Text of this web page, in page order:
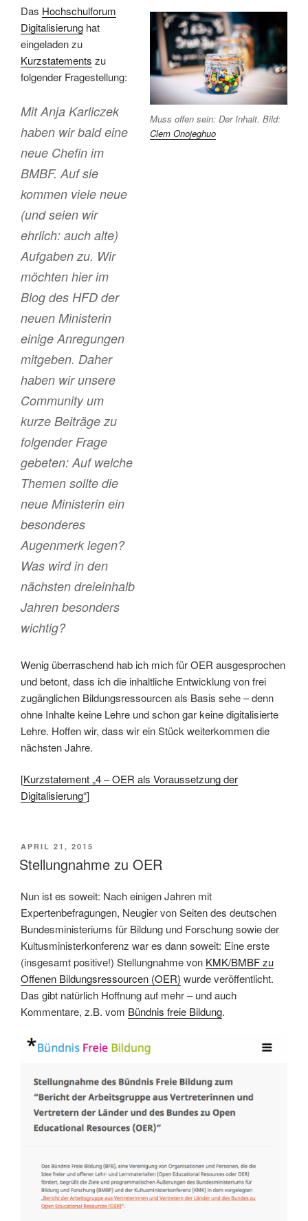
Muss offen sein: Der Inhalt. Bild:
Clem Onojeghuo
Das Hochschulforum
Digitalisierung hat
eingeladen zu
Kurzstatements zu
folgender Fragestellung:
Mit Anja Karliczek
haben wir bald eine
neue Chefin im
BMBF. Auf sie
kommen viele neue
(und seien wir
ehrlich: auch alte)
Aufgaben zu. Wir
möchten hier im
Blog des HFD der
neuen Ministerin
einige Anregungen
mitgeben. Daher
haben wir unsere
Community um
kurze Beiträge zu
folgender Frage
gebeten: Auf welche
Themen sollte die
neue Ministerin ein
besonderes
Augenmerk legen?
Was wird in den
nächsten dreieinhalb
Jahren besonders
wichtig?
Wenig überraschend hab ich mich für OER ausgesprochen
und betont, dass ich die inhaltliche Entwicklung von frei
zugänglichen Bildungsressourcen als Basis sehe – denn
ohne Inhalte keine Lehre und schon gar keine digitalisierte
Lehre. Hoffen wir, dass wir ein Stück weiterkommen die
nächsten Jahre.
[Kurzstatement „4 – OER als Voraussetzung der
Digitalisierung“]
VERÖFFENTLICHT
AM
APRIL 21, 2015
Stellungnahme zu OER
Nun ist es soweit: Nach einigen Jahren mit
Expertenbefragungen, Neugier von Seiten des deutschen
Bundesministeriums für Bildung und Forschung sowie der
Kultusministerkonferenz war es dann soweit: Eine erste
(insgesamt positive!) Stellungnahme von KMK/BMBF zu
Offenen Bildungsressourcen (OER) wurde veröffentlicht.
Das gibt natürlich Hoffnung auf mehr – und auch
Kommentare, z.B. vom Bündnis freie Bildung.